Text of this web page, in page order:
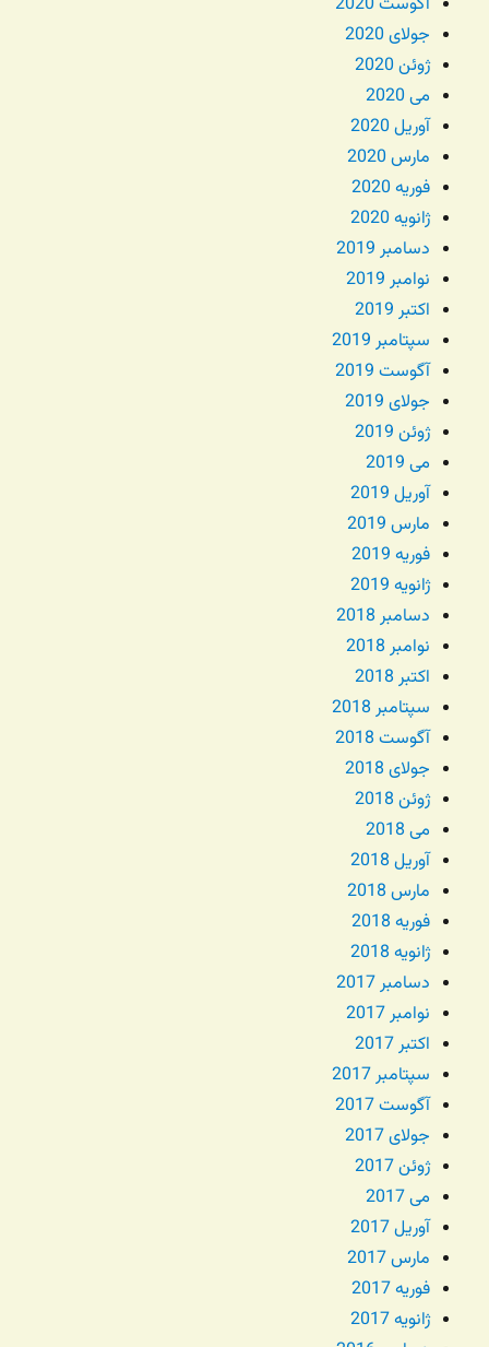
جولای 2020
ژوئن 2020
می 2020
آوریل 2020
مارس 2020
فوریه 2020
ژانویه 2020
دسامبر 2019
نوامبر 2019
اکتبر 2019
سپتامبر 2019
آگوست 2019
جولای 2019
ژوئن 2019
می 2019
آوریل 2019
مارس 2019
فوریه 2019
ژانویه 2019
دسامبر 2018
نوامبر 2018
اکتبر 2018
سپتامبر 2018
آگوست 2018
جولای 2018
ژوئن 2018
می 2018
آوریل 2018
مارس 2018
فوریه 2018
ژانویه 2018
دسامبر 2017
نوامبر 2017
اکتبر 2017
سپتامبر 2017
آگوست 2017
جولای 2017
ژوئن 2017
می 2017
آوریل 2017
مارس 2017
فوریه 2017
ژانویه 2017